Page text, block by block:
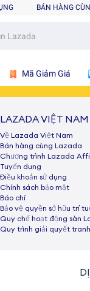
BÁN HÀNG
Mã Giảm Giá
LAZADA VIỆT NAM
Về Lazada Việt Nam
Bán hàng cùng Lazada
Chương trình Lazada
Tuyển dụng
Điều khoản sử dụng
Chính sách bảo mật
Báo chí
Bảo vệ quyền sở hữu trí
Quy chế hoạt động sàn
Quy trình giải quyết